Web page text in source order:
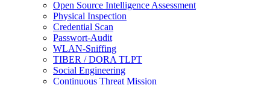
Open Source Intelligence Assessment
Physical Inspection
Credential Scan
Passwort-Audit
WLAN-Sniffing
TIBER / DORA TLPT
Social Engineering
Continuous Threat Mission